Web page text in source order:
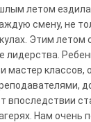
летом ездила
смену, не
Этим летом
лидерства.
мастер классов,
впоследствии
Нам очень